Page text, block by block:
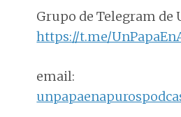
Grupo de Telegram de
https://t.me/
email: